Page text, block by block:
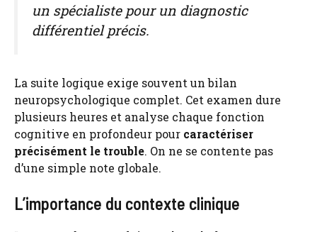
un spécialiste pour un diagnostic
différentiel précis.
La suite logique exige souvent un bilan
neuropsychologique complet. Cet examen dure
plusieurs heures et analyse chaque fonction
cognitive en profondeur pour caractériser
précisément le trouble. On ne se contente pas
d’une simple note globale.
L’importance du contexte clinique